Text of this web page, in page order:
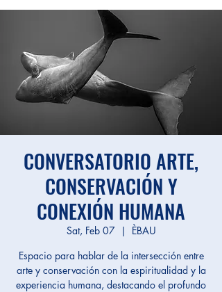
CONVERSATORIO ARTE,
CONSERVACIÓN Y
CONEXIÓN HUMANA
Sat, Feb 07
  |
ÈBAU
Espacio para hablar de la intersección entre
arte y conservación con la espiritualidad y la
experiencia humana, destacando el profundo